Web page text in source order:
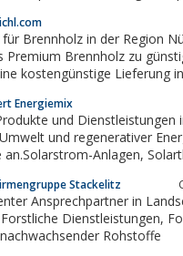
dürfen sich unsere
Sicherheitsanspruch sowie
für Brennholz in der Region
Brennholz zu
kostengünstige Lieferung
Energiemix
und Dienstleistungen
Anlagen, Solarthermie, Pelletkessel,
für Privathaushalte,
Stackelitz
Ansprechpartner in
Rohstoffe